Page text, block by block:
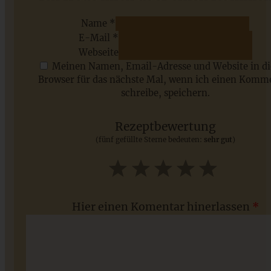
Saisonale Rezepte im Juli - meine 7 sommerlichen
Name *
E-Mail *
Webseite
Meinen Namen, Email-Adresse und Website in
Browser für das nächste Mal, wenn ich einen
schreibe, speichern.
Rezeptbewertung
(fünf gefüllte Sterne bedeuten: sehr gut )
Hier einen Komentar hinerlassen *